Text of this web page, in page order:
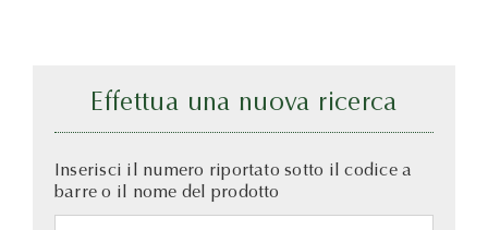
Effettua una nuova ricerca
Inserisci il numero riportato sotto il codice a
barre o il nome del prodotto